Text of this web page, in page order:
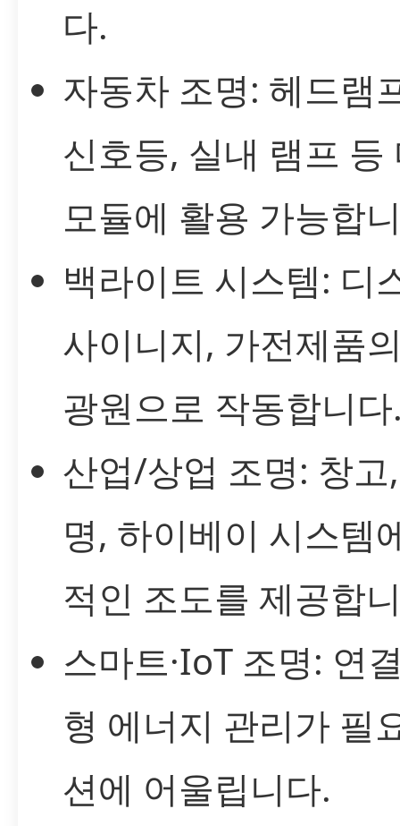
다.
자동차 조명: 헤드램
신호등, 실내 램프 등
모듈에 활용 가능합
백라이트 시스템: 디
사이니지, 가전제품
광원으로 작동합니
산업/상업 조명: 창
명, 하이베이 시스템
적인 조도를 제공합
스마트·IoT 조명: 연
형 에너지 관리가 필
션에 어울립니다.